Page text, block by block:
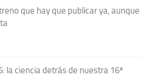
que hay que publicar ya, aunque
la ciencia detrás de nuestra 16ª